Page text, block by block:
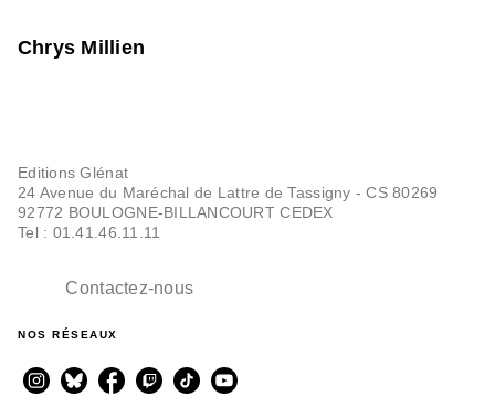
Chrys Millien
Editions Glénat
24 Avenue du Maréchal de Lattre de Tassigny - CS 80269
92772 BOULOGNE-BILLANCOURT CEDEX
Tel : 01.41.46.11.11
Contactez-nous
NOS RÉSEAUX